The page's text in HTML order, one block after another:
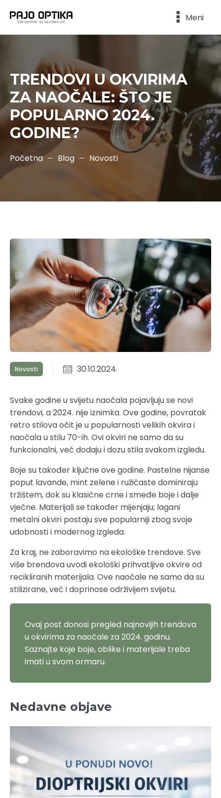
Meni
TRENDOVI U OKVIRIMA
ZA NAOČALE: ŠTO JE
POPULARNO 2024.
GODINE?
Početna Blog Novosti
Novosti 30.10.2024.
Svake godine u svijetu naočala pojavljuju se novi
trendovi, a 2024. nije iznimka. Ove godine, povratak
retro stilova očit je u popularnosti velikih okvira i
naočala u stilu 70-ih. Ovi okviri ne samo da su
funkcionalni, već dodaju i dozu stila svakom izgledu.
Boje su također ključne ove godine. Pastelne nijanse
poput lavande, mint zelene i ružičaste dominiraju
tržištem, dok su klasične crne i smeđe boje i dalje
vječne. Materijali se također mijenjaju; lagani
metalni okviri postaju sve popularniji zbog svoje
udobnosti i modernog izgleda.
Za kraj, ne zaboravimo na ekološke trendove. Sve
više brendova uvodi ekološki prihvatljive okvire od
recikliranih materijala. Ove naočale ne samo da su
stilizirane, već i doprinose održivijem svijetu.
Ovaj post donosi pregled najnovijih trendova
u okvirima za naočale za 2024. godinu.
Saznajte koje boje, oblike i materijale treba
imati u svom ormaru.
Nedavne objave